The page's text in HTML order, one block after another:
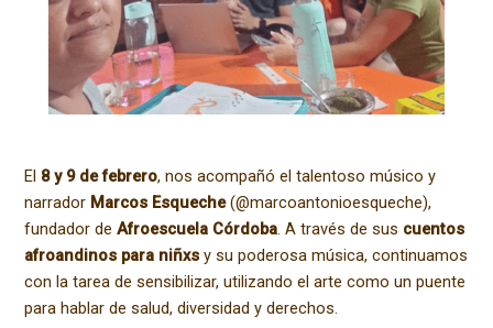
El 8 y 9 de febrero, nos acompañó el talentoso músico y
narrador Marcos Esqueche(@marcoantonioesqueche),
fundador deAfroescuela Córdoba. A través de sus cuentos
afroandinos para niñxs y su poderosa música, continuamos
con la tarea de sensibilizar, utilizando el arte como un puente
para hablar de salud, diversidad y derechos.